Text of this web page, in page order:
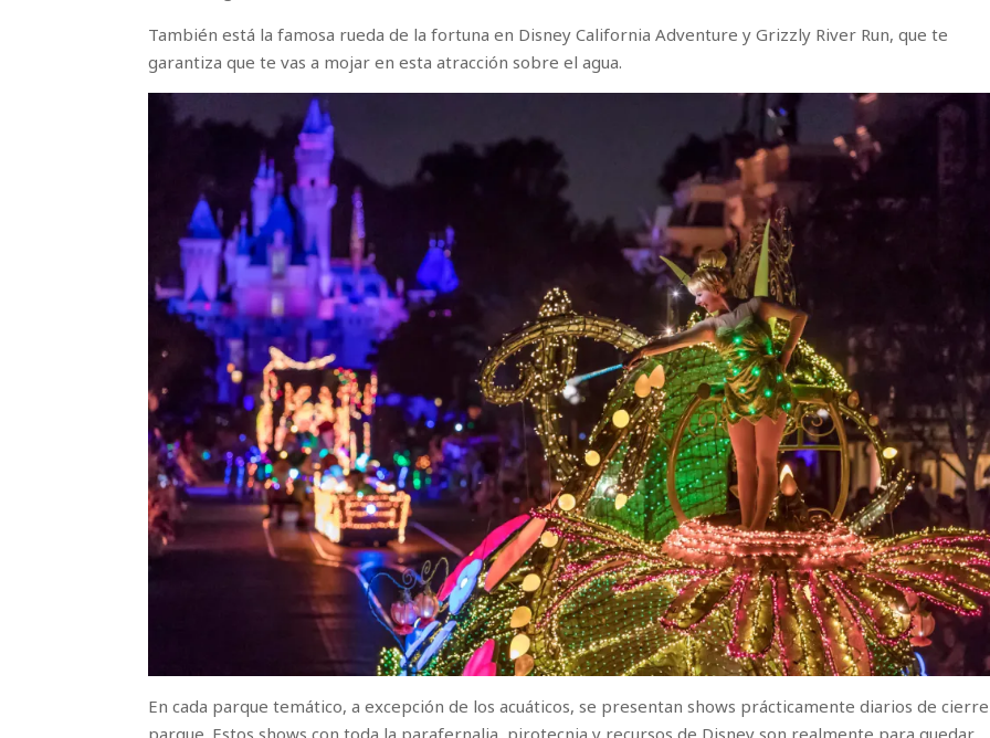
También está la famosa rueda de la fortuna en Disney California Adventure y Grizzly River Run, que te
garantiza que te vas a mojar en esta atracción sobre el agua.
En cada parque temático, a excepción de los acuáticos, se presentan shows prácticamente diarios de